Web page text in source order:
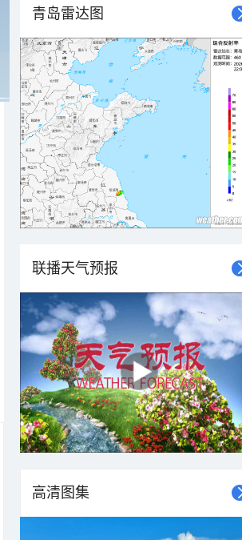
青岛雷达图
联播天气预报
高清图集